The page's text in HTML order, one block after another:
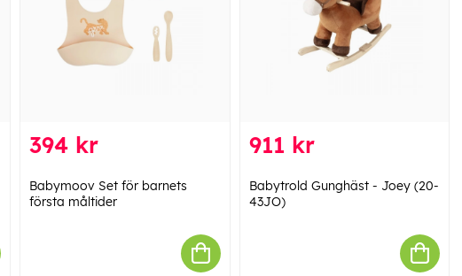
394 kr
Babymoov Set för barnets
första måltider
911 kr
Babytrold Gunghäst - Joey (20-
43JO)